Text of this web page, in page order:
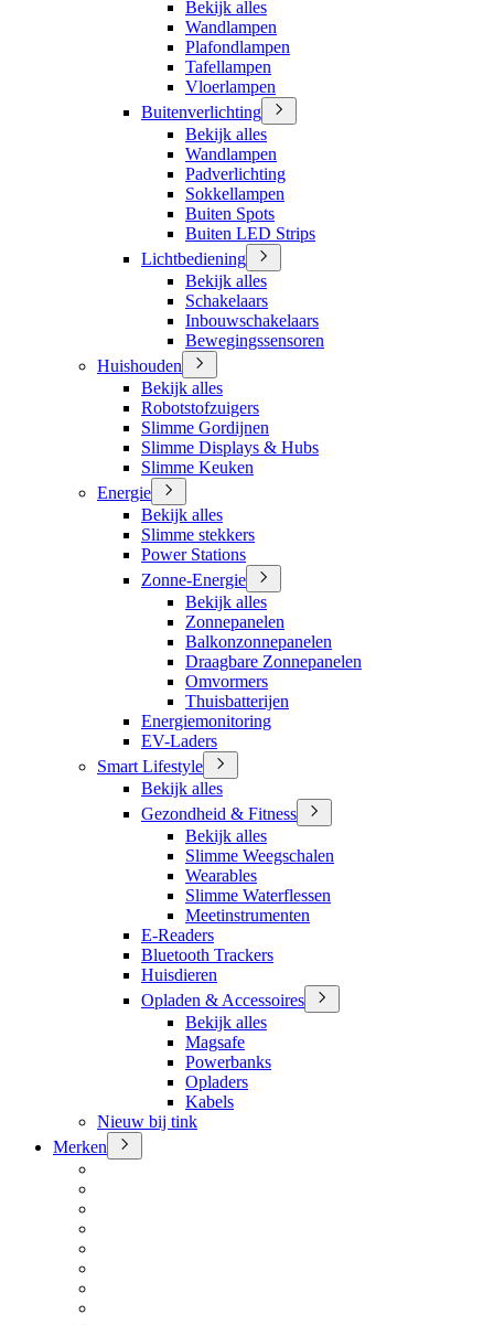
Bekijk alles
Wandlampen
Plafondlampen
Tafellampen
Vloerlampen
Buitenverlichting
Bekijk alles
Wandlampen
Padverlichting
Sokkellampen
Buiten Spots
Buiten LED Strips
Lichtbediening
Bekijk alles
Schakelaars
Inbouwschakelaars
Bewegingssensoren
Huishouden
Bekijk alles
Robotstofzuigers
Slimme Gordijnen
Slimme Displays & Hubs
Slimme Keuken
Energie
Bekijk alles
Slimme stekkers
Power Stations
Zonne-Energie
Bekijk alles
Zonnepanelen
Balkonzonnepanelen
Draagbare Zonnepanelen
Omvormers
Thuisbatterijen
Energiemonitoring
EV-Laders
Smart Lifestyle
Bekijk alles
Gezondheid & Fitness
Bekijk alles
Slimme Weegschalen
Wearables
Slimme Waterflessen
Meetinstrumenten
E-Readers
Bluetooth Trackers
Huisdieren
Opladen & Accessoires
Bekijk alles
Magsafe
Powerbanks
Opladers
Kabels
Nieuw bij tink
Merken